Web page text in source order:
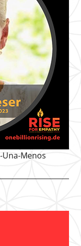
Menos